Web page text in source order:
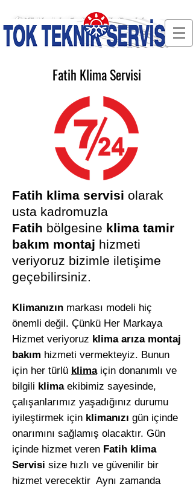
🛠 Türkiye'nin En Güvenilir Servisi
Fatih Klima Servisi
Fatih klima servisi olarak
usta kadromuzla
Fatih bölgesine klima tamir
bakım montaj hizmeti
veriyoruz bizimle iletişime
geçebilirsiniz.
Klimanızın markası modeli hiç
önemli değil. Çünkü Her Markaya
Hizmet veriyoruz klima arıza montaj
bakım hizmeti vermekteyiz. Bunun
için her türlü klimaiçin donanımlı ve
bilgili klimaekibimiz sayesinde,
çalışanlarımız yaşadığınız durumu
iyileştirmek için klimanızı gün içinde
onarımını sağlamış olacaktır. Gün
içinde hizmet veren Fatih klima
Servisi size hızlı ve güvenilir bir
hizmet verecektir Aynı zamanda